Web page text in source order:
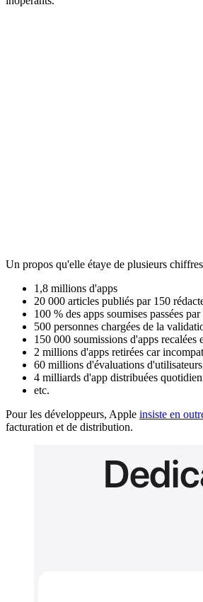
Un propos qu'elle étaye de plusieurs
1,8 millions d'apps
20 000 articles publiés par 150
100 % des apps soumises passées
500 personnes chargées de la
150 000 soumissions d'apps
2 millions d'apps retirées car
60 millions d'évaluations
4 milliards d'app distribuées
etc.
Pour les développeurs, Apple insiste en
facturation et de distribution.